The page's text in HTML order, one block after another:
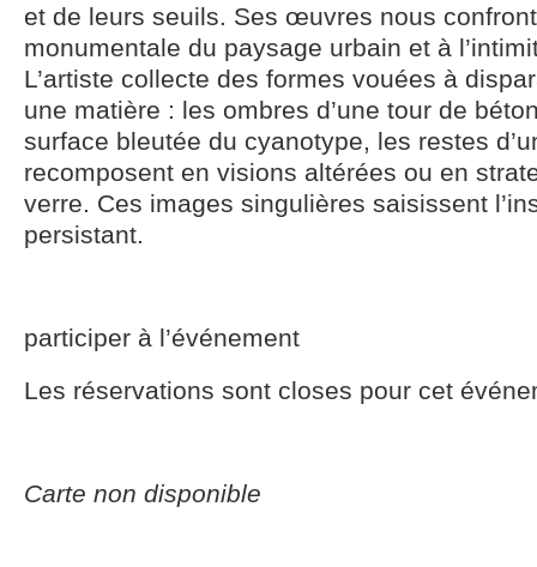
et de leurs seuils. Ses œuvres nous
monumentale du paysage urbain et à
L’artiste collecte des formes vouées à
une matière : les ombres d’une tour de
surface bleutée du cyanotype, les restes
recomposent en visions altérées ou en
verre. Ces images singulières saisissent
persistant.
participer à l’événement
Les réservations sont closes pour cet
Carte non disponible